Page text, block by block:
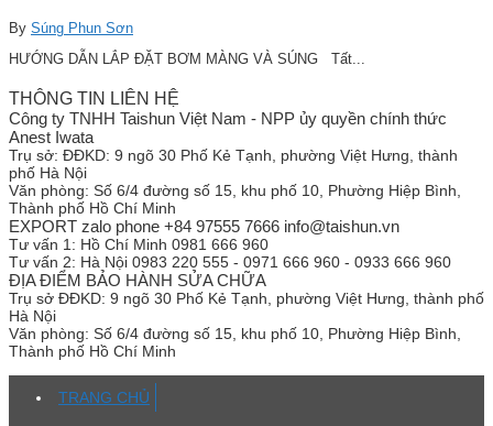
By Súng Phun Sơn
HƯỚNG DẪN LẮP ĐẶT BƠM MÀNG VÀ SÚNG Tất...
THÔNG TIN LIÊN HỆ
Công ty TNHH Taishun Việt Nam - NPP ủy quyền chính thức
Anest Iwata
Trụ sở: ĐĐKD: 9 ngõ 30 Phố Kẻ Tạnh, phường Việt Hưng, thành
phố Hà Nội
Văn phòng: Số 6/4 đường số 15, khu phố 10, Phường Hiệp Bình,
Thành phố Hồ Chí Minh
EXPORT zalo phone +84 97555 7666 info@taishun.vn
Tư vấn 1: Hồ Chí Minh 0981 666 960
Tư vấn 2: Hà Nội 0983 220 555 - 0971 666 960 - 0933 666 960
ĐỊA ĐIỂM BẢO HÀNH SỬA CHỮA
Trụ sở ĐĐKD: 9 ngõ 30 Phố Kẻ Tạnh, phường Việt Hưng, thành phố
Hà Nội
Văn phòng: Số 6/4 đường số 15, khu phố 10, Phường Hiệp Bình,
Thành phố Hồ Chí Minh
TRANG CHỦ